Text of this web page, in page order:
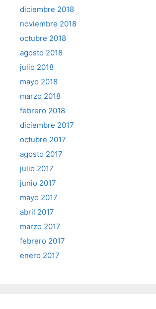
diciembre 2018
noviembre 2018
octubre 2018
agosto 2018
julio 2018
mayo 2018
marzo 2018
febrero 2018
diciembre 2017
octubre 2017
agosto 2017
julio 2017
junio 2017
mayo 2017
abril 2017
marzo 2017
febrero 2017
enero 2017